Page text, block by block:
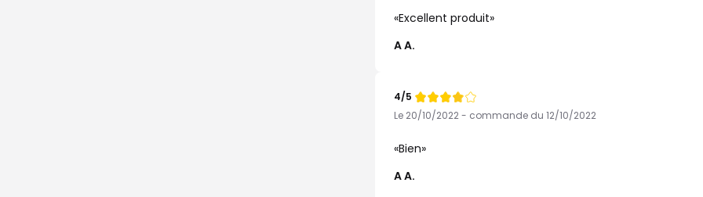
Excellent produit
A A.
Note
de
4/5
Le 20/10/2022 - commande du 12/10/2022
Bien
A A.